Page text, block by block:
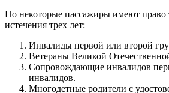
Но некоторые пассажиры имеют право
истечения трех лет:
Инвалиды первой или второй
Ветераны Великой
Сопровождающие инвалидов
инвалидов.
Многодетные родители с